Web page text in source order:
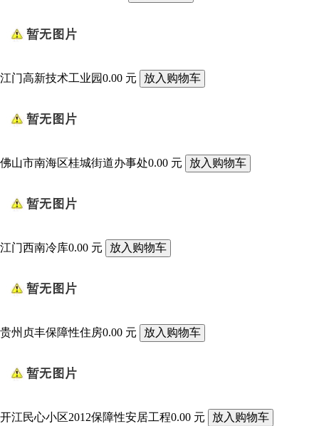
江门高新技术工业园0.00 元
佛山市南海区桂城街道办事处0.00 元
江门西南冷库0.00 元
贵州贞丰保障性住房0.00 元
开江民心小区2012保障性安居工程0.00 元